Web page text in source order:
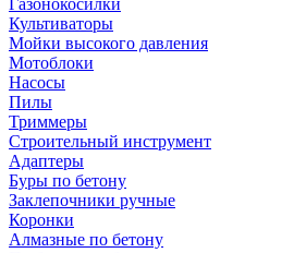
Газонокосилки
Культиваторы
Мойки высокого давления
Мотоблоки
Насосы
Пилы
Триммеры
Строительный инструмент
Адаптеры
Буры по бетону
Заклепочники ручные
Коронки
Алмазные по бетону